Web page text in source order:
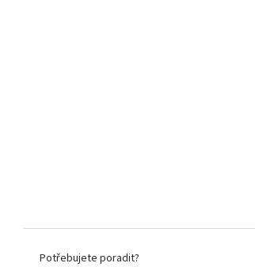
Potřebujete poradit?